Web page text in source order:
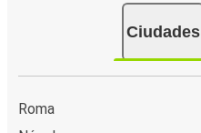
Ciudades
Roma